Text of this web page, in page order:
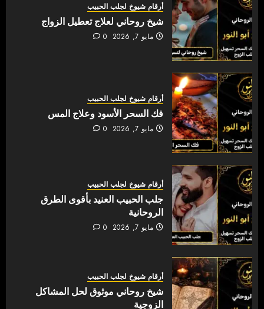
أرقام شيوخ لجلب الحبيب
شيخ روحاني لعلاج تعطيل الزواج
مايو 7, 2026 0
أرقام شيوخ لجلب الحبيب
فك السحر الأسود وعلاج المس
مايو 7, 2026 0
أرقام شيوخ لجلب الحبيب
جلب الحبيب العنيد بأقوى الطرق
الروحانية
مايو 7, 2026 0
أرقام شيوخ لجلب الحبيب
شيخ روحاني موثوق لحل المشاكل
الزوجية